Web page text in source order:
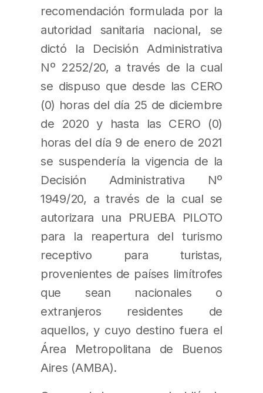
recomendación formulada por la
autoridad sanitaria nacional, se
dictó la Decisión Administrativa
Nº 2252/20, a través de la cual
se dispuso que desde las CERO
(0) horas del día 25 de diciembre
de 2020 y hasta las CERO (0)
horas del día 9 de enero de 2021
se suspendería la vigencia de la
Decisión Administrativa Nº
1949/20, a través de la cual se
autorizara una PRUEBA PILOTO
para la reapertura del turismo
receptivo para turistas,
provenientes de países limítrofes
que sean nacionales o
extranjeros residentes de
aquellos, y cuyo destino fuera el
Área Metropolitana de Buenos
Aires (AMBA).